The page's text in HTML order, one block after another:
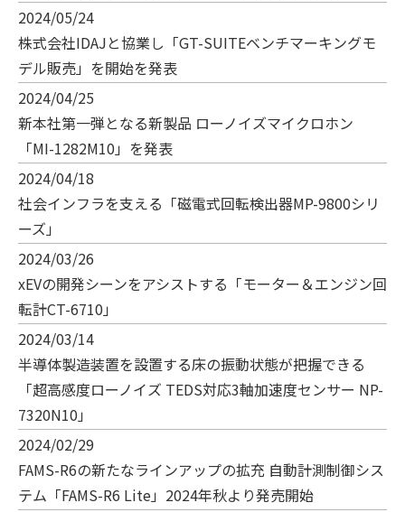
2024/05/24
株式会社IDAJと協業し「GT-SUITEベンチマーキングモ
デル販売」を開始を発表
2024/04/25
新本社第一弾となる新製品 ローノイズマイクロホン
「MI-1282M10」を発表
2024/04/18
社会インフラを支える「磁電式回転検出器MP-9800シリ
ーズ」
2024/03/26
xEVの開発シーンをアシストする「モーター＆エンジン回
転計CT-6710」
2024/03/14
半導体製造装置を設置する床の振動状態が把握できる
「超高感度ローノイズ TEDS対応3軸加速度センサー NP-
7320N10」
2024/02/29
FAMS-R6の新たなラインアップの拡充 自動計測制御シス
テム「FAMS-R6 Lite」2024年秋より発売開始